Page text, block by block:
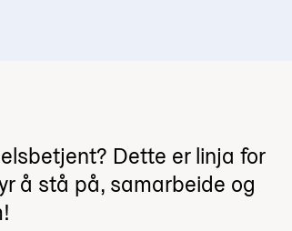
Dette er linja for
å stå på, samarbeide og